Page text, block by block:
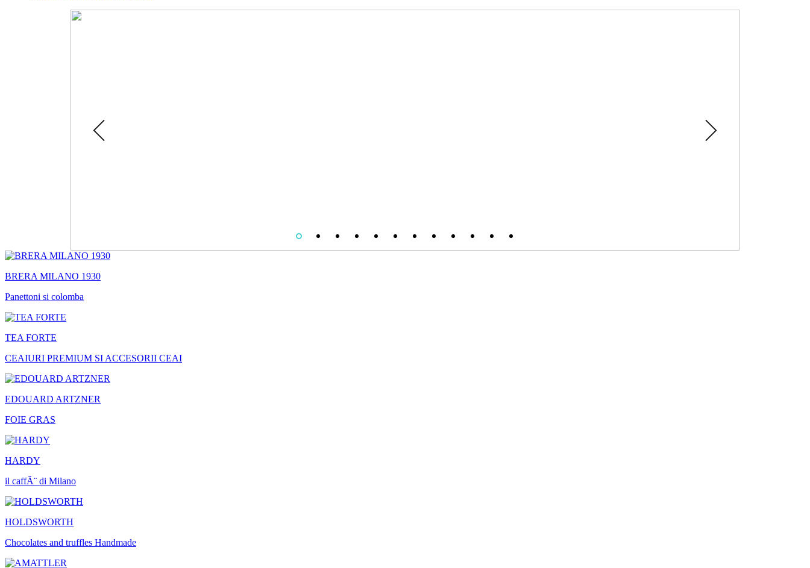
BRERA MILANO 1930
Panettoni si colomba
TEA FORTE
CEAIURI PREMIUM SI ACCESORII CEAI
EDOUARD ARTZNER
FOIE GRAS
HARDY
il caffÃ¨ di Milano
HOLDSWORTH
Chocolates and truffles Handmade